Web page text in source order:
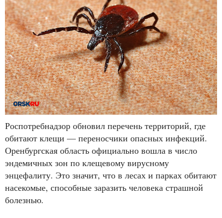
Роспотребнадзор обновил перечень территорий, где
обитают клещи — переносчики опасных инфекций.
Оренбургская область официально вошла в число
эндемичных зон по клещевому вирусному
энцефалиту. Это значит, что в лесах и парках обитают
насекомые, способные заразить человека страшной
болезнью.